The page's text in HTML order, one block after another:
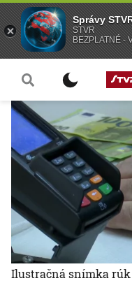
Ilustračná snímka rúk
Správy
STVR
BEZPLATNÉ -